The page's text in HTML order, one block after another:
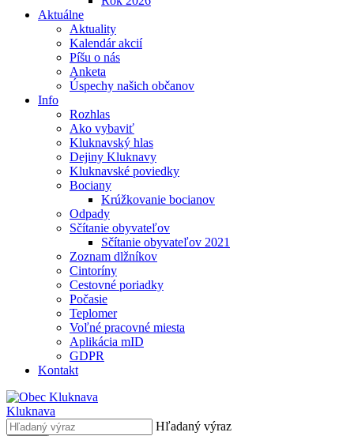
Aktuálne
Aktuality
Kalendár akcií
Píšu o nás
Anketa
Úspechy našich občanov
Info
Rozhlas
Ako vybaviť
Kluknavský hlas
Dejiny Kluknavy
Kluknavské poviedky
Bociany
Krúžkovanie bocianov
Odpady
Sčítanie obyvateľov
Sčítanie obyvateľov 2021
Zoznam dlžníkov
Cintoríny
Cestovné poriadky
Počasie
Teplomer
Voľné pracovné miesta
Aplikácia mID
GDPR
Kontakt
Kluknava
Hľadaný výraz